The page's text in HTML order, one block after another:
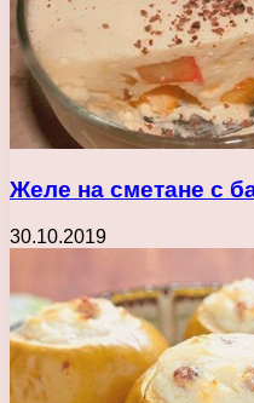
Желе на сметане с
30.10.2019